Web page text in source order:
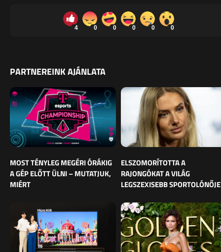
4 0 0 0 0 0
PARTNEREINK AJÁNLATA
MOST TÉNYLEG MEGÉRI ÓRÁKIG
A GÉP ELŐTT ÜLNI – MUTATJUK,
MIÉRT
ELSZOMORÍTOTTA A
RAJONGÓKAT A VILÁG
LEGSZEXISEBB SPORTOLÓNŐJE